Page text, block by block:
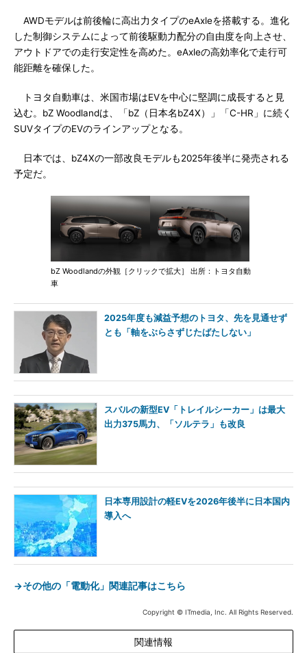
AWDモデルは前後輪に高出力タイプのeAxleを搭載する。進化
した制御システムによって前後駆動力配分の自由度を向上させ、
アウトドアでの走行安定性を高めた。eAxleの高効率化で走行可
能距離を確保した。
トヨタ自動車は、米国市場はEVを中心に堅調に成長すると見
込む。bZ Woodlandは、「bZ（日本名bZ4X）」「C-HR」に続く
SUVタイプのEVのラインアップとなる。
日本では、bZ4Xの一部改良モデルも2025年後半に発売される
予定だ。
bZ Woodlandの外観［クリックで拡大］ 出所：トヨタ自動
車
2025年度も減益予想のトヨタ、先を見通せず
とも「軸をぶらさずじたばたしない」
スバルの新型EV「トレイルシーカー」は最大
出力375馬力、「ソルテラ」も改良
日本専用設計の軽EVを2026年後半に日本国内
導入へ
→その他の「電動化」関連記事はこちら
Copyright © ITmedia, Inc. All Rights Reserved.
関連情報